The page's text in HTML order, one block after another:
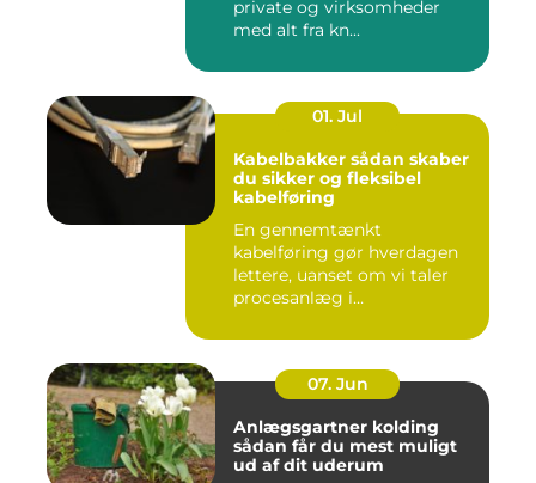
private og virksomheder
med alt fra kn...
01. Jul
Kabelbakker sådan skaber
du sikker og fleksibel
kabelføring
En gennemtænkt
kabelføring gør hverdagen
lettere, uanset om vi taler
procesanlæg i
07. Jun
Anlægsgartner kolding
sådan får du mest muligt
ud af dit uderum